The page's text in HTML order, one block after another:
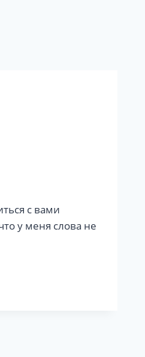
с вами
у меня слова не